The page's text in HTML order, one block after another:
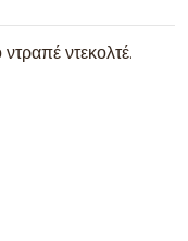
ντεκολτέ.